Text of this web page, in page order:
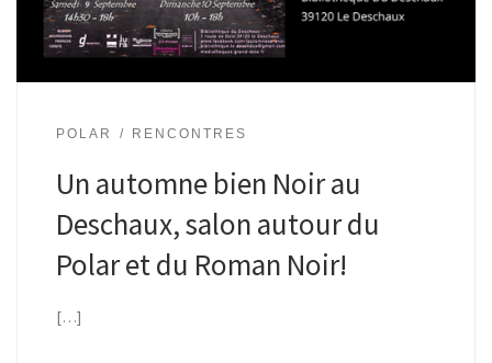
POLAR RENCONTRES
Un automne bien Noir au
Deschaux, salon autour du
Polar et du Roman Noir!
[…]